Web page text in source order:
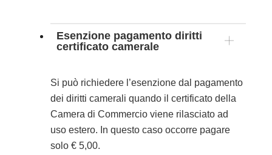
Esenzione pagamento diritti
certificato camerale
Si può richiedere l’esenzione dal pagamento
dei diritti camerali quando il certificato della
Camera di Commercio viene rilasciato ad
uso estero. In questo caso occorre pagare
solo € 5,00.